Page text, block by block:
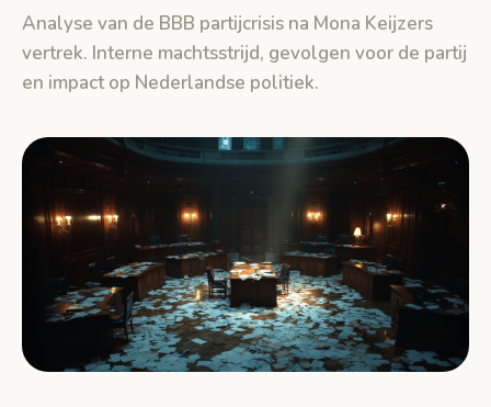
Analyse van de BBB partijcrisis na Mona Keijzers
vertrek. Interne machtsstrijd, gevolgen voor de partij
en impact op Nederlandse politiek.